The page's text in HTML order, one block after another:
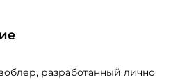
разработанный лично